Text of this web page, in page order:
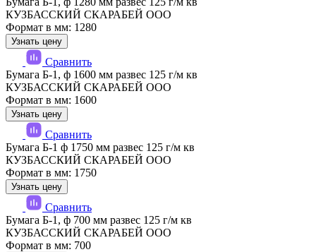
КУЗБАССКИЙ СКАРАБЕЙ ООО
Формат в мм: 1280
Узнать цену
Сравнить
Бумага Б-1, ф 1600 мм развес 125 г/м кв
КУЗБАССКИЙ СКАРАБЕЙ ООО
Формат в мм: 1600
Узнать цену
Сравнить
Бумага Б-1 ф 1750 мм развес 125 г/м кв
КУЗБАССКИЙ СКАРАБЕЙ ООО
Формат в мм: 1750
Узнать цену
Сравнить
Бумага Б-1, ф 700 мм развес 125 г/м кв
КУЗБАССКИЙ СКАРАБЕЙ ООО
Формат в мм: 700